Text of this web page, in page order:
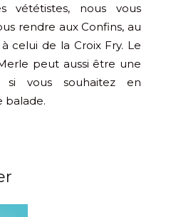
vététistes, nous vous
rendre aux Confins, au
celui de la Croix Fry. Le
peut aussi être une
si vous souhaitez en
balade.